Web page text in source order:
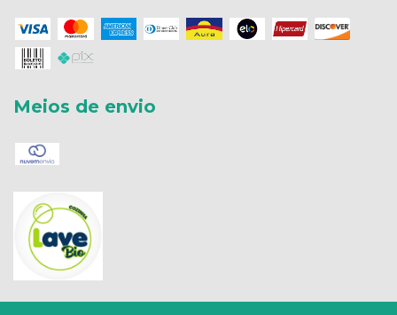
Meios de envio